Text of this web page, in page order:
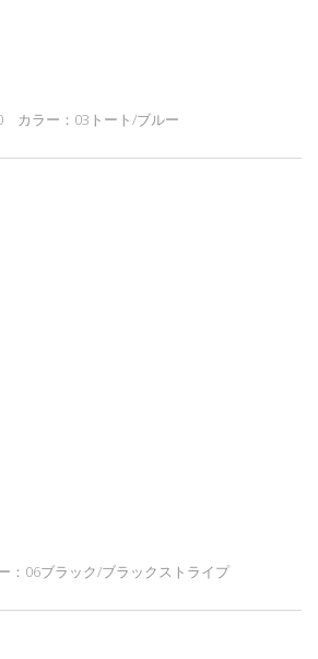
カラー：03トート/ブルー
：06ブラック/ブラックストライプ